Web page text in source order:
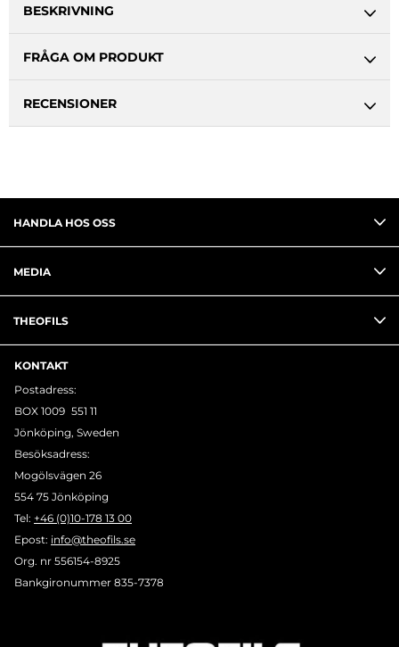
BESKRIVNING
FRÅGA OM PRODUKT
RECENSIONER
HANDLA HOS OSS
MEDIA
THEOFILS
KONTAKT
Postadress:
BOX 1009 551 11
Jönköping, Sweden
Besöksadress:
Mogölsvägen 26
554 75 Jönköping
Tel: +46 (0)10-178 13 00
Epost: info@theofils.se
Org. nr 556154-8925
Bankgironummer 835-7378